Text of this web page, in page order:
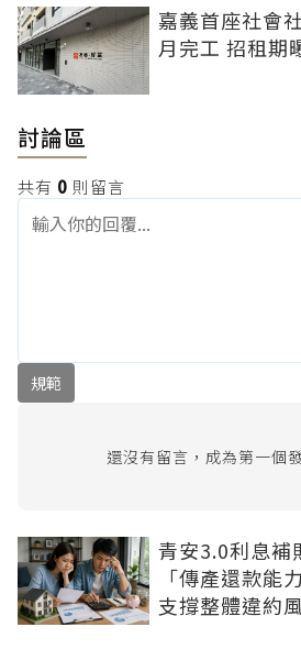
嘉義首座社會
月完工 招租期
討論區
共有 0 則留言
規範
還沒有留言，成為第一個
青安3.0利息補
「傳產還款能
支撐整體違約